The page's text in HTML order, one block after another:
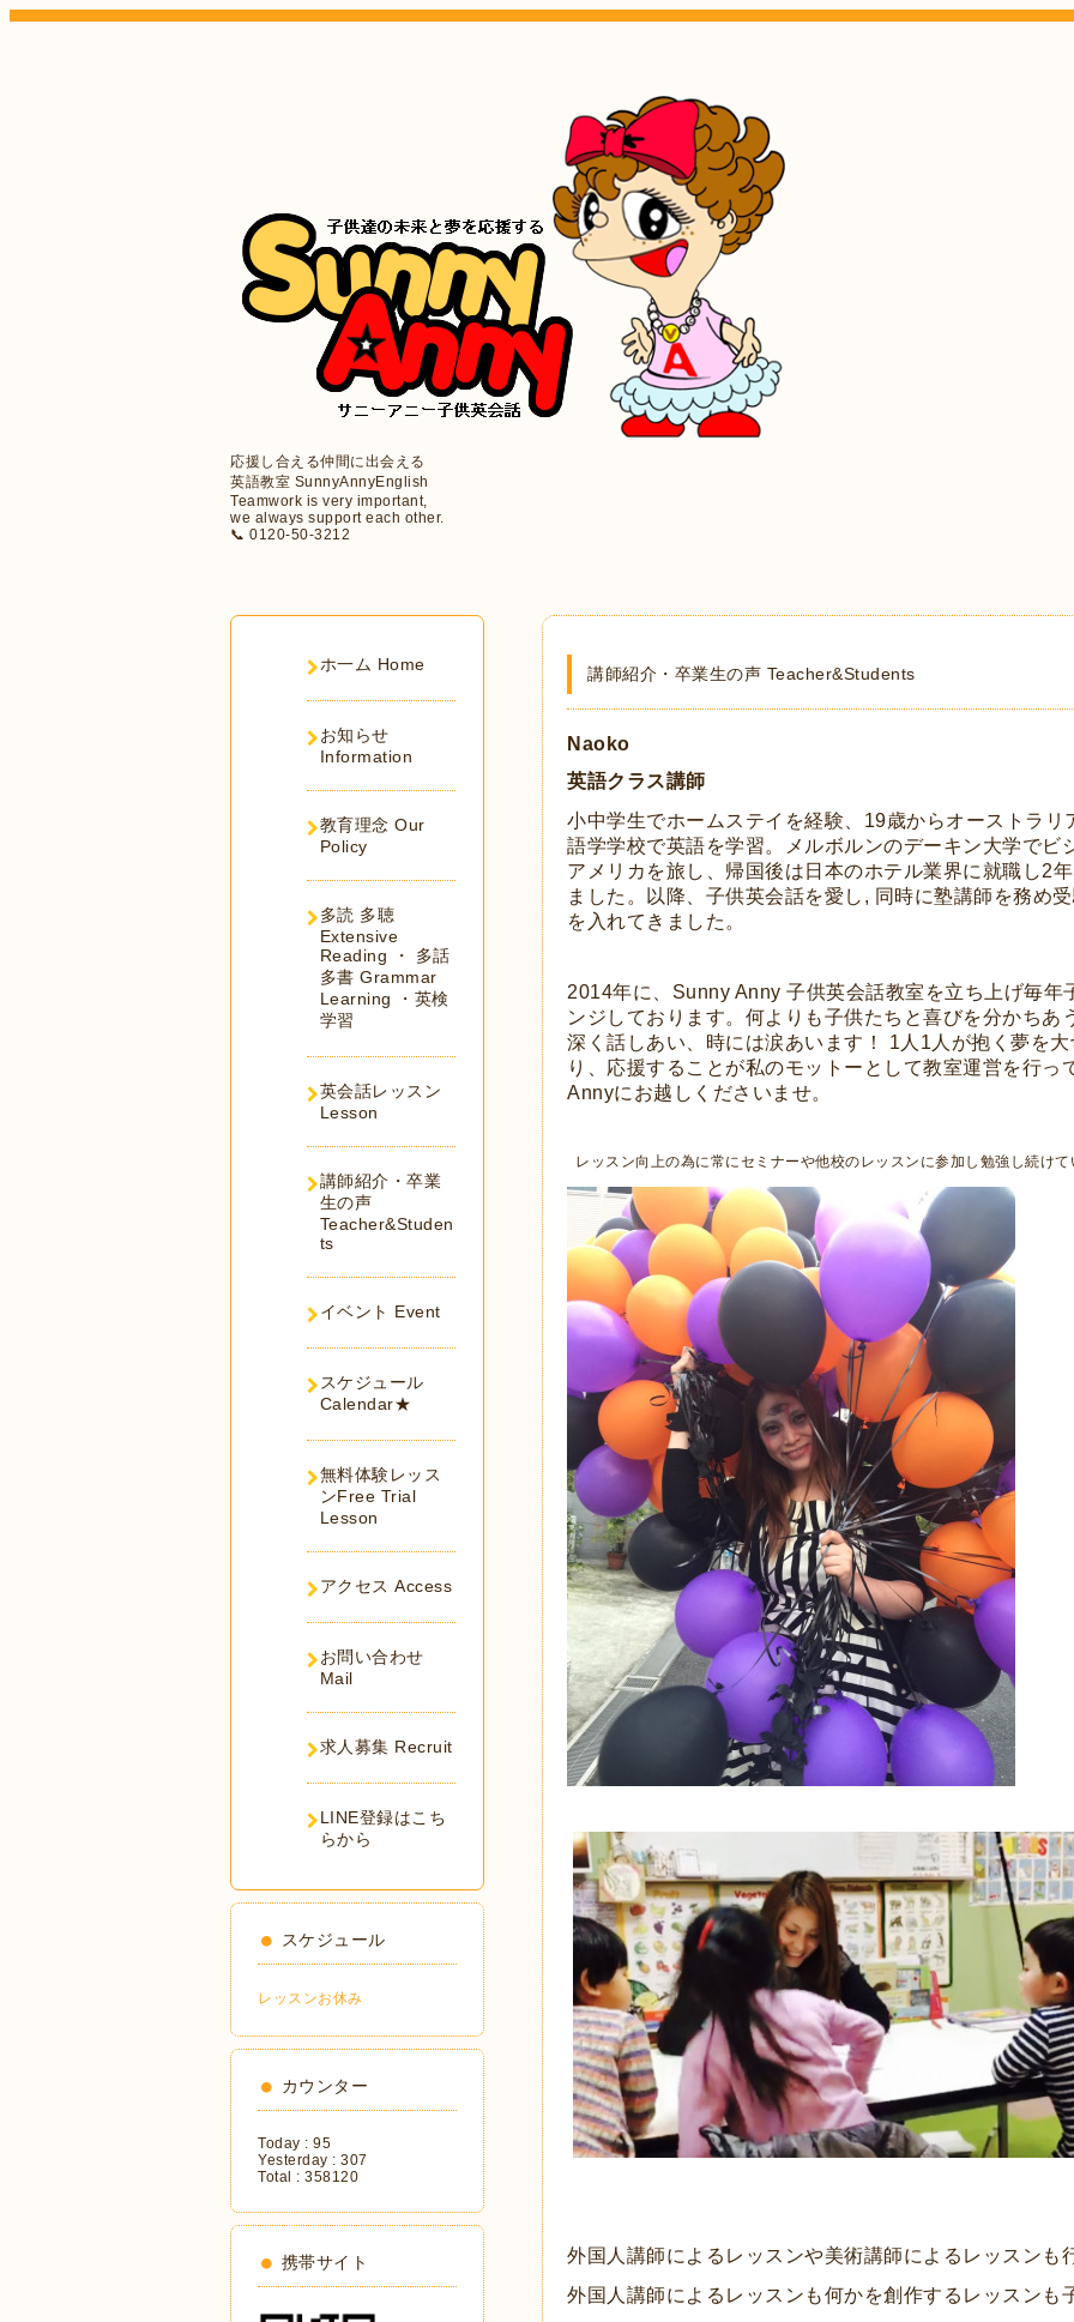
応援し合える仲間に出会える
英語教室 SunnyAnnyEnglish
Teamwork is very important,
we always support each other.
📞 0120-50-3212
講師紹介・卒業生の声 Teacher&Students
Naoko
英語クラス講師
小中学生でホームステイを経験、19歳からオーストラリ
語学学校で英語を学習。メルボルンのデーキン大学でビ
アメリカを旅し、帰国後は日本のホテル業界に就職し2
ました。以降、子供英会話を愛し, 同時に塾講師を務め
を入れてきました。
2014年に、Sunny Anny 子供英会話教室を立ち上げ毎年
ンジしております。何よりも子供たちと喜びを分かちあ
深く話しあい、時には涙あいます！ 1人1人が抱く夢を
り、応援することが私のモットーとして教室運営を行っ
Annyにお越しくださいませ。
レッスン向上の為に常にセミナーや他校のレッスンに参加し勉強し続けて
外国人講師によるレッスンや美術講師によるレッスンも
外国人講師によるレッスンも何かを創作するレッスンも
ホ一ム Home
お知らせ
Information
教育理念 Our
Policy
多読 多聴
Extensive
Reading ・ 多話
多書 Grammar
Learning ・英検
学習
英会話レッスン
Lesson
講師紹介・卒業
生の声
Teacher&Studen
ts
イベント Event
スケジュール
Calendar★
無料体験レッス
ンFree Trial
Lesson
アクセス Access
お問い合わせ
Mail
求人募集 Recruit
LINE登録はこち
らから
スケジュール
レッスンお休み
カウンター
Today : 95
Yesterday : 307
Total : 358120
携帯サイト